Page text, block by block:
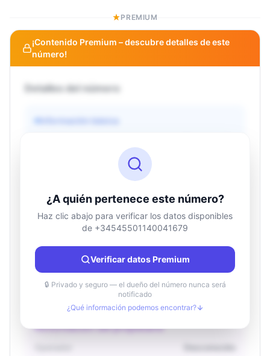
PREMIUM
¡Contenido Premium – descubre detalles de este
número!
Detalles del número
Información básica
Información de ubicación
País
Desconocido
Ciudad
Desconocido
Región
Desconocido
Información del propietario
¿A quién pertenece este número?
Haz clic abajo para verificar los datos disponibles
de +34545501140041679
Verificar datos Premium
🔒 Privado y seguro — el dueño del número nunca será
notificado
¿Qué información podemos encontrar?